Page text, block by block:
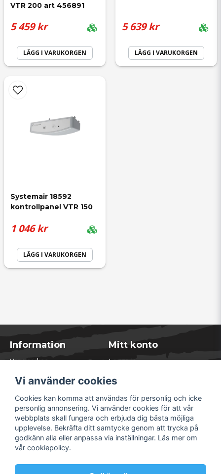
VTR 200 art 456891
5 459 kr
LÄGG I VARUKORGEN
5 639 kr
LÄGG I VARUKORGEN
Systemair 18592
kontrollpanel VTR 150
1 046 kr
LÄGG I VARUKORGEN
Information
Varumärken
Kontakta oss
Öppettider Lager
Om Soliduct
Soliduct & Ventilation.se
Informationssidor
Returer
Villkor & Policy
Mitt konto
Logga in
Glömt lösenord?
Vi använder cookies
Cookies kan komma att användas för personlig och icke
personlig annonsering. Vi använder cookies för att vår
webbplats skall fungera och erbjuda dig bästa möjliga
upplevelse. Bekräfta ditt samtycke genom att trycka på
godkänn alla eller anpassa via inställningar. Läs mer om
vår cookiepolicy.